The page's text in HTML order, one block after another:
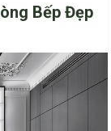
Bếp Đẹp